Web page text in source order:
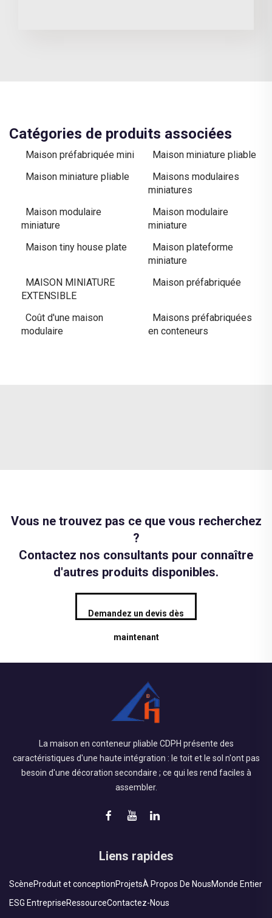
Catégories de produits associées
Maison préfabriquée mini
Maison miniature pliable
Maison miniature pliable
Maisons modulaires
miniatures
Maison modulaire
miniature
Maison modulaire
miniature
Maison tiny house plate
Maison plateforme
miniature
MAISON MINIATURE
EXTENSIBLE
Maison préfabriquée
Coût d'une maison
modulaire
Maisons préfabriquées
en conteneurs
Vous ne trouvez pas ce que vous recherchez
?
Contactez nos consultants pour connaître
d'autres produits disponibles.
Demandez un devis dès
maintenant
La maison en conteneur pliable CDPH présente des
caractéristiques d'une haute intégration : le toit et le sol n'ont pas
besoin d'une décoration secondaire ; ce qui les rend faciles à
assembler.
Liens rapides
ScèneProduit et conceptionProjetsÀ Propos De NousMonde Entier
ESG EntrepriseRessourceContactez-Nous